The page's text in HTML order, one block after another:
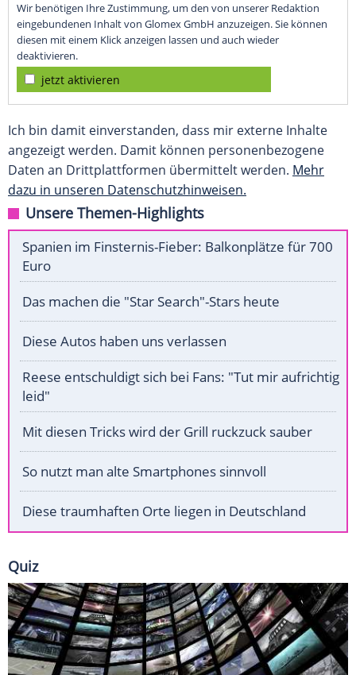
Wir benötigen Ihre Zustimmung, um den von unserer Redaktion
eingebundenen Inhalt von Glomex GmbH anzuzeigen. Sie können
diesen mit einem Klick anzeigen lassen und auch wieder
deaktivieren.
jetzt aktivieren
Ich bin damit einverstanden, dass mir externe Inhalte
angezeigt werden. Damit können personenbezogene
Daten an Drittplattformen übermittelt werden. Mehr
dazu in unseren Datenschutzhinweisen.
Unsere Themen-Highlights
Spanien im Finsternis-Fieber: Balkonplätze für 700
Euro
Das machen die "Star Search"-Stars heute
Diese Autos haben uns verlassen
Reese entschuldigt sich bei Fans: "Tut mir aufrichtig
leid"
Mit diesen Tricks wird der Grill ruckzuck sauber
So nutzt man alte Smartphones sinnvoll
Diese traumhaften Orte liegen in Deutschland
Quiz